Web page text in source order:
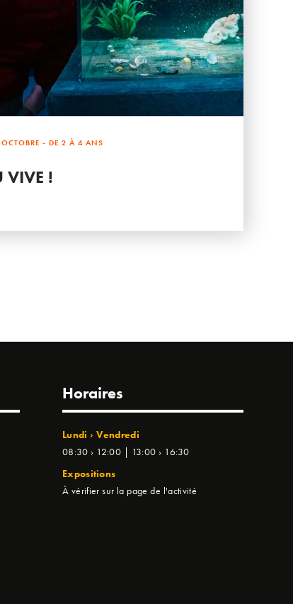
- DE 2 À 4 ANS
VIVE !
Horaires
Lundi › Vendredi
08:30 › 12:00 | 13:00 › 16:30
Expositions
À vérifier sur la page de l'activité